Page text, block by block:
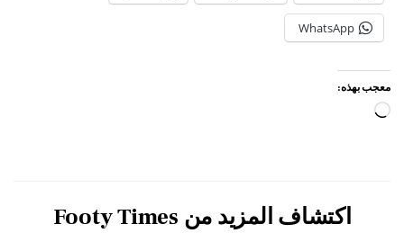
WhatsApp
معجب بهذه:
جاري
اكتشاف المزيد من Footy Times